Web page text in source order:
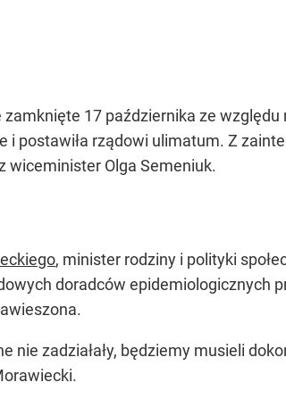
17 października ze
i postawiła rządowi ulimatum. Z
wiceminister Olga Semeniuk.
, minister rodziny i polityki
doradców epidemiologicznych
nie zadziałały, będziemy musieli